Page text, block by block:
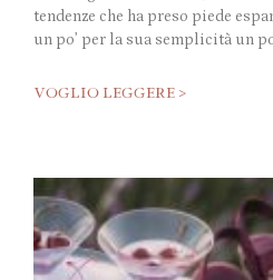
tendenze che ha preso piede
un po’ per la sua semplicità un
VOGLIO LEGGERE >